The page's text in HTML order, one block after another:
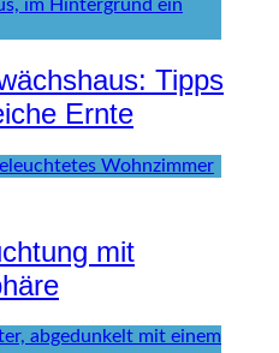
Tipps
Ernte
mit